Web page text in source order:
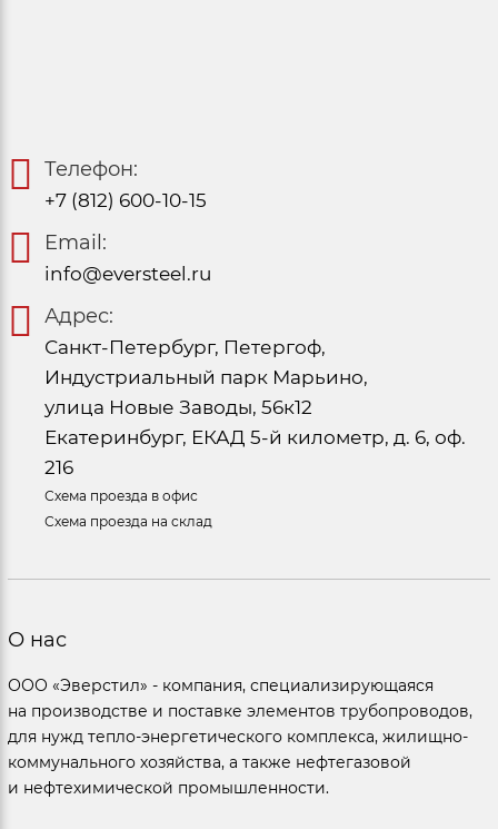
Телефон:
+7 (812) 600-10-15
Email:
info@eversteel.ru
Адрес:
Санкт-Петербург, Петергоф,
Индустриальный парк Марьино,
улица Новые Заводы, 56к12
Екатеринбург, ЕКАД 5-й километр, д. 6, оф.
216
Схема проезда в офис
Схема проезда на склад
О нас
ООО «Эверстил» - компания, специализирующаяся
на производстве и поставке элементов трубопроводов,
для нужд тепло-энергетического комплекса, жилищно-
коммунального хозяйства, а также нефтегазовой
и нефтехимической промышленности.